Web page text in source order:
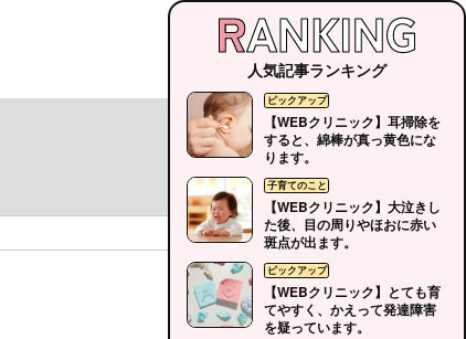
人気記事ランキング
【WEBクリニック】耳掃除を
すると、綿棒が真っ黄色にな
ります。
【WEBクリニック】大泣きし
た後、目の周りやほおに赤い
斑点が出ます。
【WEBクリニック】とても育
てやすく、かえって発達障害
を疑っています。